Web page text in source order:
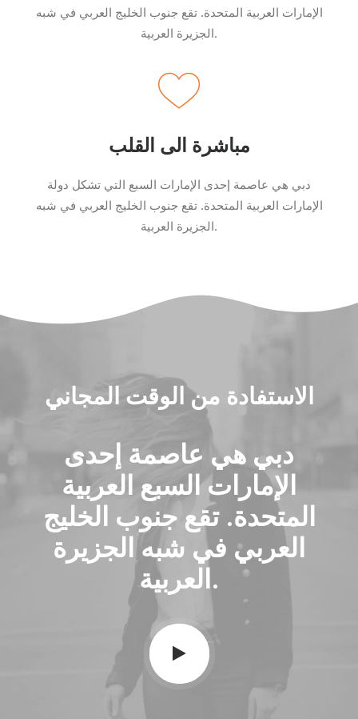
الإمارات العربية المتحدة. تقع جنوب الخليج العربي في شبه
الجزيرة العربية.
مباشرة الى القلب
دبي هي عاصمة إحدى الإمارات السبع التي تشكل دولة
الإمارات العربية المتحدة. تقع جنوب الخليج العربي في شبه
الجزيرة العربية.
الاستفادة من الوقت المجاني
دبي هي عاصمة إحدى
الإمارات السبع العربية
المتحدة. تقع جنوب الخليج
العربي في شبه الجزيرة
العربية.